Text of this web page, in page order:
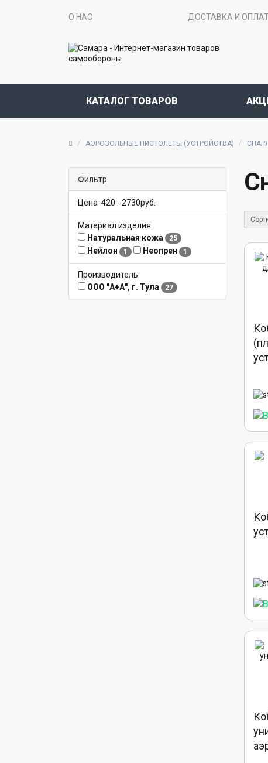
О НАС ДОСТАВКА И
КАТАЛОГ ТОВАРОВ
АЭРОЗОЛЬНЫЕ ПИСТОЛЕТЫ (УСТРОЙСТВА)
Фильтр
Цена 420 - 2730руб.
Материал изделия
Натуральная кожа
25
Нейлон 1 Неопрен 1
Производитель
ООО "А+А", г. Тула
27